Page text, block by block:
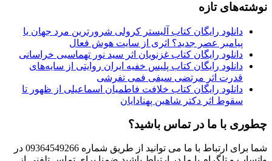
نوشته‌های تازه
دانلود رایگان کتاب آلیستر کرولی شرورترین مرد جهان یا
پیامبر عصر جدید؟ اثری از سایت هوش فعال
دانلود رایگان کتاب غزنویان اثر سید نور تهماسبی خراسانی
دانلود رایگان کتاب پلیس خفیه ایران روایتی از سایه‌های
قدرت اثر مرتضی سیفی فمی تفرشی
دانلود رایگان کتاب خلافت فاطمیان اسماعیلی از ظهور تا
سقوط اثر دکتر شاهین پهنادایان
چطوری با ما در تماس باشید؟
شما برای ارتباط با ما می توانید از طریق شماره 09364549266 در